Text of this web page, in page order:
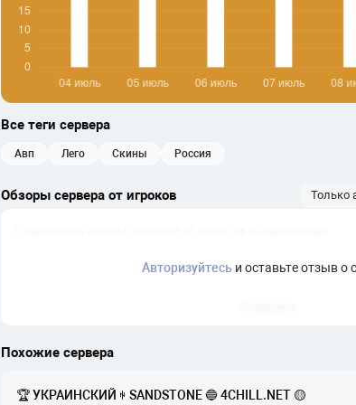
Все теги сервера
авп лего скины россия
Обзоры сервера от игроков Только
Авторизуйтесьи оставьте отзыв о
Похожие сервера
🏆 УКРАИНСКИЙ ꑭ SANDSTONE 🔵 4CHILL.NET 🟡